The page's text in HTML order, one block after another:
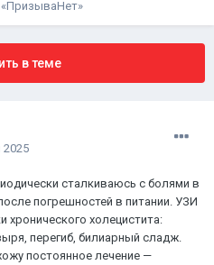
в теме
2025
сталкиваюсь с болями в
погрешностей в питании. УЗИ
хронического холецистита:
перегиб, билиарный сладж.
постоянное лечение —